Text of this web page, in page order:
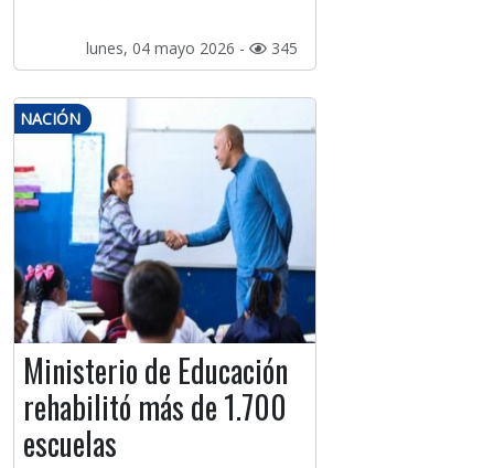
lunes, 04 mayo 2026 - 345
NACIÓN
Ministerio de Educación
rehabilitó más de 1.700
escuelas